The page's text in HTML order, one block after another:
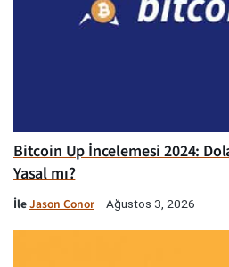
Bitcoin Up İncelemesi 2024:
Yasal mı?
İleJason Conor Ağustos 3, 2026